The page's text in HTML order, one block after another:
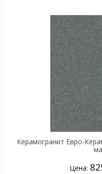
Керамогранит Евро-
Цена: